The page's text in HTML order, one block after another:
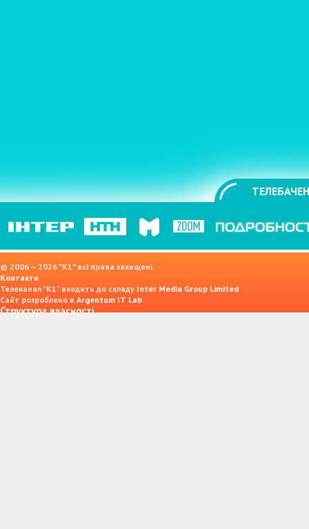
© 2006 — 2026 "K1" всі права захищені.
Контакти
Телеканал "К1" входить до складу Inter Media Group Limited
Сайт розроблено в Argentum IT Lab
Структура власності